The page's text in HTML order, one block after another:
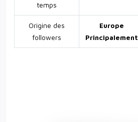
temps
Origine des
followers
Europe
Principalement